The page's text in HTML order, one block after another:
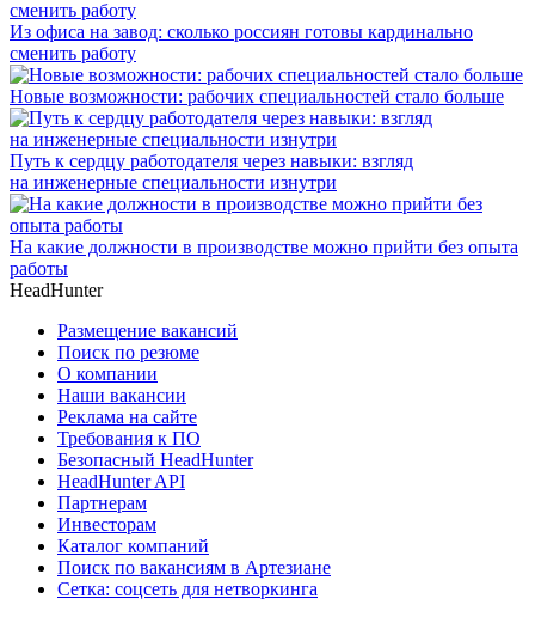
Из офиса на завод: сколько россиян готовы кардинально
сменить работу
Новые возможности: рабочих специальностей стало больше
Путь к сердцу работодателя через навыки: взгляд
на инженерные специальности изнутри
На какие должности в производстве можно прийти без опыта
работы
HeadHunter
Размещение вакансий
Поиск по резюме
О компании
Наши вакансии
Реклама на сайте
Требования к ПО
Безопасный HeadHunter
HeadHunter API
Партнерам
Инвесторам
Каталог компаний
Поиск по вакансиям в Артезиане
Сетка: соцсеть для нетворкинга